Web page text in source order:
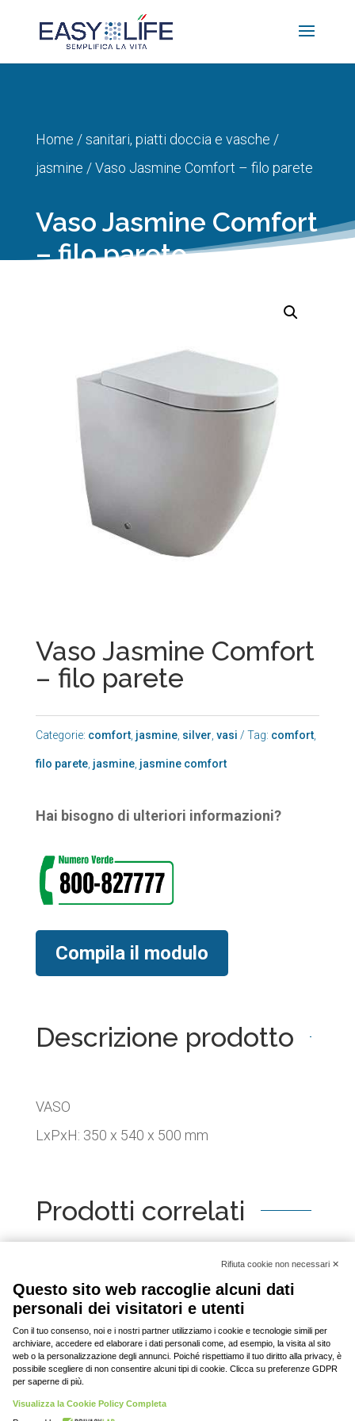
Home /sanitari, piatti doccia e vasche /
jasmine / Vaso Jasmine Comfort – filo parete
Vaso Jasmine Comfort
– filo parete
Vaso Jasmine Comfort
– filo parete
Categorie: comfort, jasmine, silver, vasi Tag: comfort,
filo parete, jasmine, jasmine comfort
Hai bisogno di ulteriori informazioni?
Compila il modulo
Descrizione prodotto
VASO
LxPxH: 350 x 540 x 500 mm
Prodotti correlati
[woo_product_slider id="2798"]